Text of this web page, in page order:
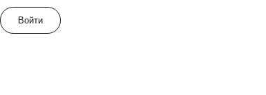
Войти